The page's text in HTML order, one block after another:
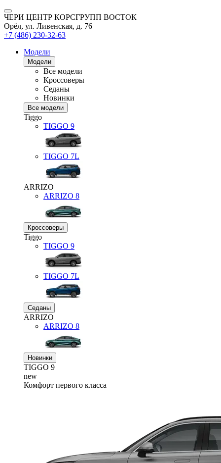
ЧЕРИ ЦЕНТР КОРСГРУПП ВОСТОК
Орёл, ул. Ливенская, д. 76
+7 (486) 230-32-63
Модели
Модели
Все модели
Кроссоверы
Седаны
Новинки
Все модели
Tiggo
TIGGO 9
TIGGO 7L
ARRIZO
ARRIZO 8
Кроссоверы
Tiggo
TIGGO 9
TIGGO 7L
Седаны
ARRIZO
ARRIZO 8
Новинки
TIGGO 9
new
Комфорт первого класса